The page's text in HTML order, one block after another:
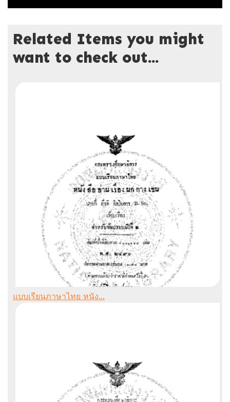
Related Items you might
want to check out...
แบบเรียนภาษาไทย หนัง...